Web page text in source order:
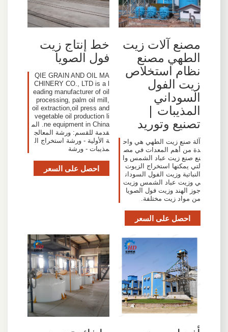
مصنع آلات زيت
الطهي مصنع
نظام استخلاص
زيت الفول
السوداني
المذيبات |
تصنيع وتوريد
آلة صنع زيت الطهي هي واح
دة من أهم المعدات في مص
نع صنع زيت عباد الشمس وا
لتي يمكنها استخراج الزيوت
النباتية وزيت الفول السودان
ي وزيت عباد الشمس وزيت
جوز الهند وزيت فول الصويا
من مواد زيت مختلفة.
احصل على السعر
خط إنتاج زيت
فول الصويا
QIE GRAIN AND OIL MA
CHINERY CO., LTD is a l
eading manufacturer of oil
processing, palm oil mill,
oil extraction,oil press and
vegetable oil production li
ne equipment in China. الم
قدمة للقسم: ورشة المعالج
ة الأولية - ورشة استخراج ال
مذيبات - ورشة
احصل على السعر